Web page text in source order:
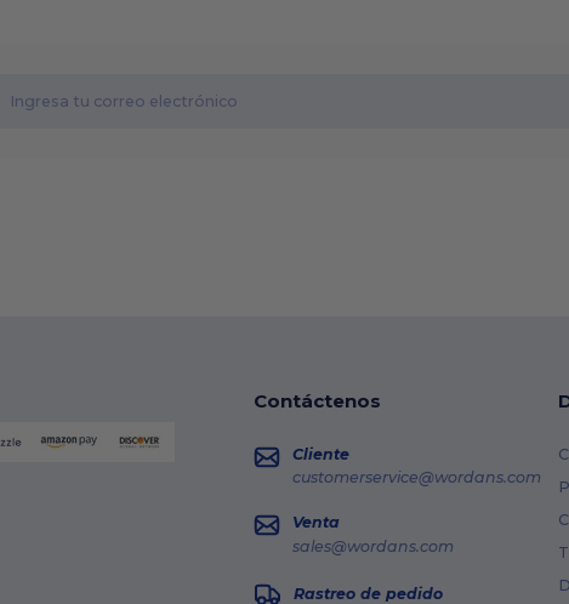
Contáctenos
Cliente
customerservice@wordans.com
Venta
sales@wordans.com
Rastreo de pedido